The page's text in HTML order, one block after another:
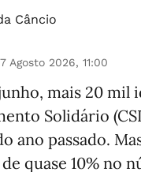
Câncio
Agosto 2026, 11:00
mais 20 mil
Solidário
ano passado.
quase 10% no